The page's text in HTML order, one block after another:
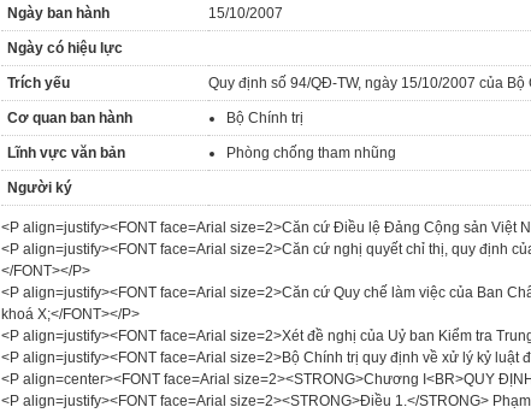
Ngày ban hành 15/10/2007
Ngày có hiệu lực
Trích yếu Quy định số 94/QĐ-TW, ngày 15/10/2007 của
Cơ quan ban hành Bộ Chính trị
Lĩnh vực văn bản Phòng chống tham nhũng
Người ký
<P align=justify><FONT face=Arial size=2>Căn cứ Điều lệ Đảng Cộng sản Việt
<P align=justify><FONT face=Arial size=2>Căn cứ nghị quyết chỉ thị, quy định
</FONT></P>
<P align=justify><FONT face=Arial size=2>Căn cứ Quy chế làm việc của Ban
khoá X;</FONT></P>
<P align=justify><FONT face=Arial size=2>Xét đề nghị của Uỷ ban Kiểm tra
<P align=justify><FONT face=Arial size=2>Bộ Chính trị quy định về xử lý kỷ luật
<P align=center><FONT face=Arial size=2><STRONG>Chương I<BR>QUY
<P align=justify><FONT face=Arial size=2><STRONG>Điều 1.</STRONG>